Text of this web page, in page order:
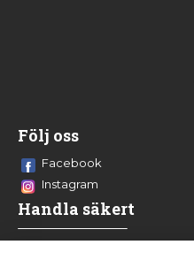
Följ oss
Facebook
Instagram
Handla säkert